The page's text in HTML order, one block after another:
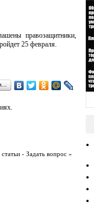
правозащитники,
25 февраля.
- Задать вопрос »